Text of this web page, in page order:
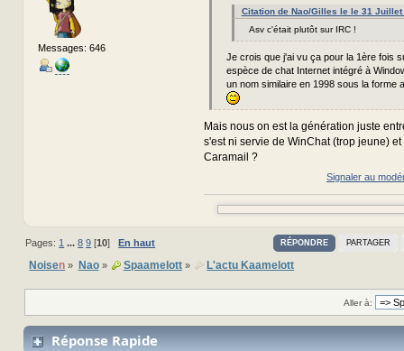
Messages: 646
Citation de Nao/Gilles le le 31 Juillet
Asv c'était plutôt sur IRC !
Je crois que j'ai vu ça pour la 1ère fois
espèce de chat Internet intégré à
un nom similaire en 1998 sous la forme
Mais nous on est la génération juste
s'est ni servie de WinChat (trop jeune)
Caramail ?
Signaler au
RÉPONDRE PARTAGER
Pages: 1 ...8 9 [10]En haut
Noisen » Nao» Spaamelott» L'actu Kaamelott
Aller à:
Réponse Rapide